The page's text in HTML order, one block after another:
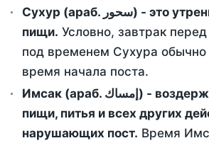
Сухур (араб. سحور) - это утренний прием
пищи. Условно, завтрак
под временем Сухура
время начала поста.
Имсак (араб. إمساك) - воздержание от приема
пищи, питья и всех других
нарушающих пост. Время